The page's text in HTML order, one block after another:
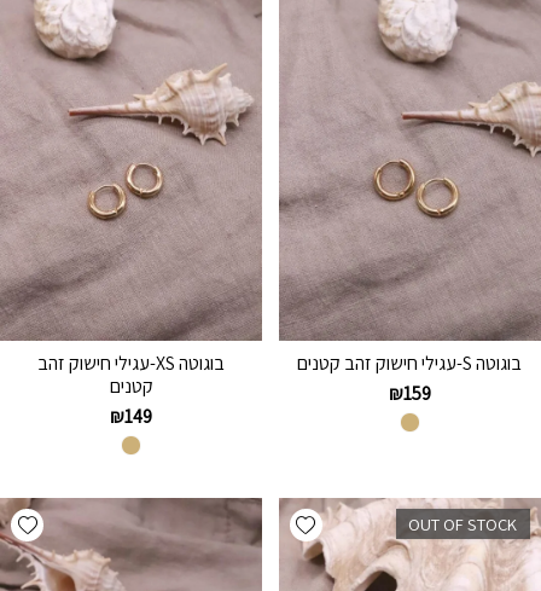
בוגוטה S-עגילי חישוק זהב קטנים
₪159
בוגוטה XS-עגילי חישוק זהב
קטנים
₪149
Add wishlist OUT OF STOCK